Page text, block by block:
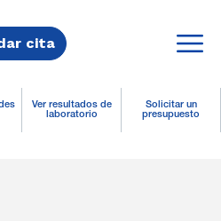
cita
Ver resultados de
laboratorio
Solicitar un
presupuesto